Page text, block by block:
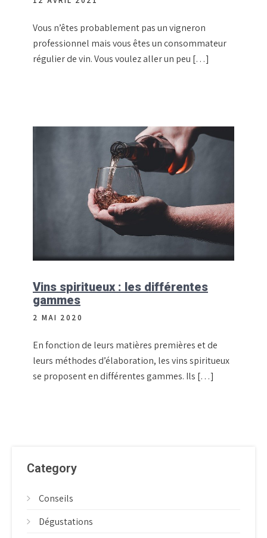
Vous n’êtes probablement pas un vigneron
professionnel mais vous êtes un consommateur
régulier de vin. Vous voulez aller un peu […]
Vins spiritueux : les différentes
gammes
2 MAI 2020
En fonction de leurs matières premières et de
leurs méthodes d’élaboration, les vins spiritueux
se proposent en différentes gammes. Ils […]
Category
Conseils
Dégustations